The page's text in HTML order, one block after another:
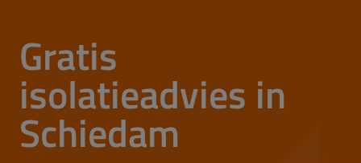
Gratis
isolatieadvies in
Schiedam